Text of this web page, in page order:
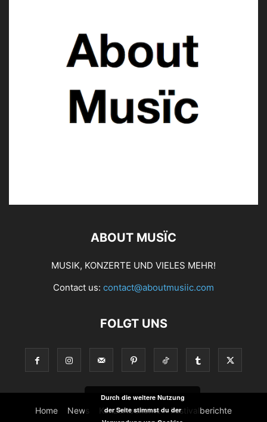
ABOUT MUSÏC
MUSIK, KONZERTE UND VIELES MEHR!
Contact us: contact@aboutmusiic.com
FOLGT UNS
Home News Konzertberichte Festivalberichte
Durch die weitere Nutzung
der Seite stimmst du der